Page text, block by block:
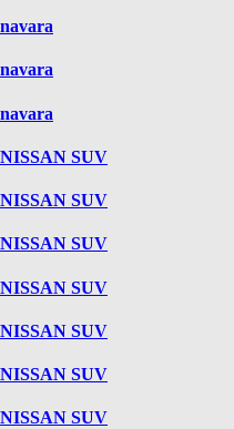
navara
navara
navara
NISSAN SUV
NISSAN SUV
NISSAN SUV
NISSAN SUV
NISSAN SUV
NISSAN SUV
NISSAN SUV